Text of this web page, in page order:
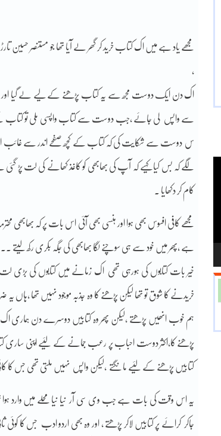
مجھے یاد ہے میں اک کتاب خرید کر گھر لے آیا تھا جو مستنصر حسین
،
اک دن ایک دوست مجھ سے یہ کتاب پڑھنے کے لیے لے گیا اور یہ
سے واپس لی جائے ،جب دوست سے کتاب واپسی ملی تو کتاب کے
س دوست سے شکایت کی کہ کتاب کے کچھ صفحے اندر سے غائب اور
لگے کہ بس کیا کہیے کہ آپ کی بھابھی کو کاغذ کھانے کی لت پڑ گئی
کام کر دکھایا ۔
مجھے کافی افسوس بھی ہوا اور ہنسی بھی آئی اس بات پر کہ بھابھی
ہے ،پھر میں خود سے ہی سوچنے لگا بھابھی کی جگہ بکری رکھ لیتے ۔۔۔
خیر بات کتابوں کی ہورہی تھی اک زمانے میں کتابوں کی بڑی لت
خریدنے کا شوق تو تھا لیکن پڑھنے کا وہ جذبہ موجود نہیں تھا ،ہاں
ہم خوب انھیں پڑھتے ،لیکن پھر وہ کتابیں دوسرے دن ہماری اک پیٹی
پڑھنے کا،اکثر دوست احباب پر رعب جمانے کے لئیے اپنی ساری
کتابیں پڑھنے کے لئیے مانگتے ،لیکن واپس نہیں ملتی تھی جس کا
یہ اس وقت کی بات ہے جب وی سی آر نیا نیا محلے میں وارد ہوا
جاکر کرائے پر کتابیں لاکر پڑھتے ، اور وہ بھی اردو ادب جس کا